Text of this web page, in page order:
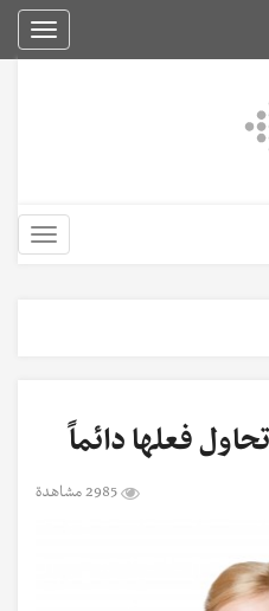
Toggle
Toggle
فعلها دائماً
2985 مشاهدة